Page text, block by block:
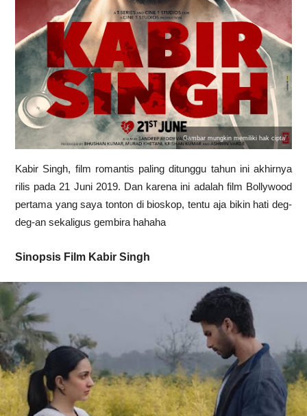
Gambar mungkin memiliki hak cipta
Kabir Singh, film romantis paling ditunggu tahun ini akhirnya
rilis pada 21 Juni 2019. Dan karena ini adalah film Bollywood
pertama yang saya tonton di bioskop, tentu aja bikin hati deg-
deg-an sekaligus gembira hahaha
Sinopsis Film Kabir Singh